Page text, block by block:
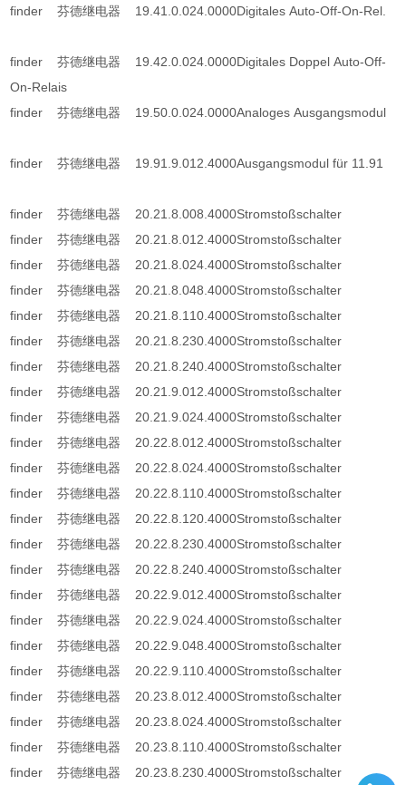
finder 芬德继电器 19.41.0.024.0000Digitales Auto-Off-On-Rel.
finder 芬德继电器 19.42.0.024.0000Digitales Doppel Auto-Off-
On-Relais
finder 芬德继电器 19.50.0.024.0000Analoges Ausgangsmodul
finder 芬德继电器 19.91.9.012.4000Ausgangsmodul für 11.91
finder 芬德继电器 20.21.8.008.4000Stromstoßschalter
finder 芬德继电器 20.21.8.012.4000Stromstoßschalter
finder 芬德继电器 20.21.8.024.4000Stromstoßschalter
finder 芬德继电器 20.21.8.048.4000Stromstoßschalter
finder 芬德继电器 20.21.8.110.4000Stromstoßschalter
finder 芬德继电器 20.21.8.230.4000Stromstoßschalter
finder 芬德继电器 20.21.8.240.4000Stromstoßschalter
finder 芬德继电器 20.21.9.012.4000Stromstoßschalter
finder 芬德继电器 20.21.9.024.4000Stromstoßschalter
finder 芬德继电器 20.22.8.012.4000Stromstoßschalter
finder 芬德继电器 20.22.8.024.4000Stromstoßschalter
finder 芬德继电器 20.22.8.110.4000Stromstoßschalter
finder 芬德继电器 20.22.8.120.4000Stromstoßschalter
finder 芬德继电器 20.22.8.230.4000Stromstoßschalter
finder 芬德继电器 20.22.8.240.4000Stromstoßschalter
finder 芬德继电器 20.22.9.012.4000Stromstoßschalter
finder 芬德继电器 20.22.9.024.4000Stromstoßschalter
finder 芬德继电器 20.22.9.048.4000Stromstoßschalter
finder 芬德继电器 20.22.9.110.4000Stromstoßschalter
finder 芬德继电器 20.23.8.012.4000Stromstoßschalter
finder 芬德继电器 20.23.8.024.4000Stromstoßschalter
finder 芬德继电器 20.23.8.110.4000Stromstoßschalter
finder 芬德继电器 20.23.8.230.4000Stromstoßschalter